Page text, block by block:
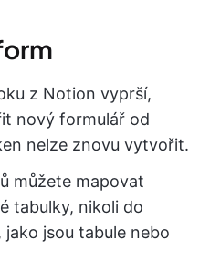
z Notion vyprší,
nový formulář od
nelze znovu vytvořit.
můžete mapovat
tabulky, nikoli do
jsou tabule nebo